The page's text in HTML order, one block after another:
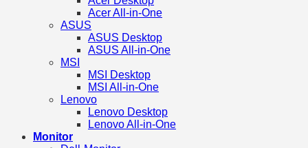
Acer All-in-One
ASUS
ASUS Desktop
ASUS All-in-One
MSI
MSI Desktop
MSI All-in-One
Lenovo
Lenovo Desktop
Lenovo All-in-One
Monitor